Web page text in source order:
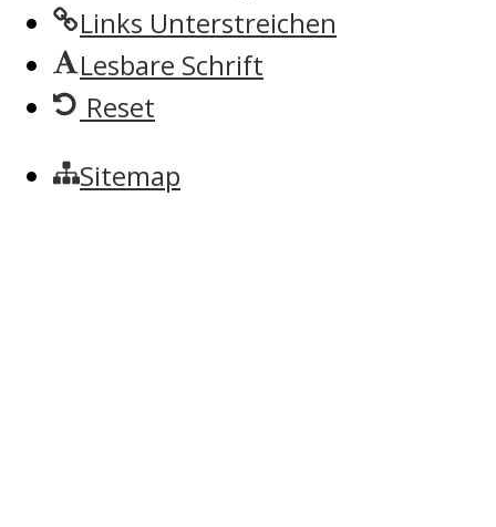
Links Unterstreichen
Lesbare Schrift
Reset
Sitemap